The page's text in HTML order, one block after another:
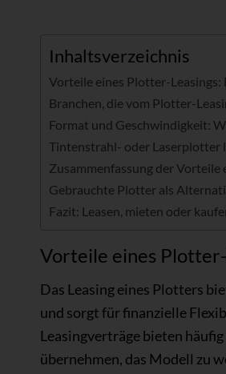
Inhaltsverzeichnis
Vorteile eines Plotter-Leasings:
Branchen, die vom Plotter-
Format und Geschwindigkeit:
Tintenstrahl- oder Laserplotter
Zusammenfassung der Vorteile
Gebrauchte Plotter als
Fazit: Leasen, mieten oder
Vorteile eines
Das Leasing eines Plotters
und sorgt für finanzielle
Leasingverträge bieten
übernehmen, das Modell zu